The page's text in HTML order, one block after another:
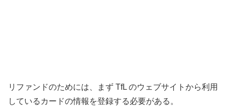
リファンドのためには、まず TfL のウェブサイトから利用
しているカードの情報を登録する必要がある。